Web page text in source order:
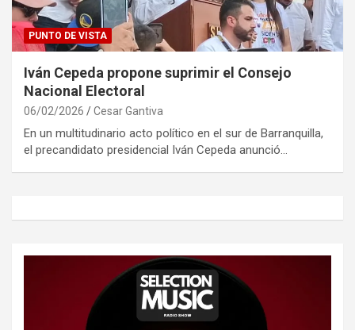
PUNTO DE VISTA
Iván Cepeda propone suprimir el Consejo
Nacional Electoral
06/02/2026 Cesar Gantiva
En un multitudinario acto político en el sur de Barranquilla,
el precandidato presidencial Iván Cepeda anunció…